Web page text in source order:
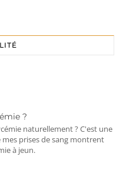
?
naturellement ? C'est une
prises de sang montrent
à jeun.